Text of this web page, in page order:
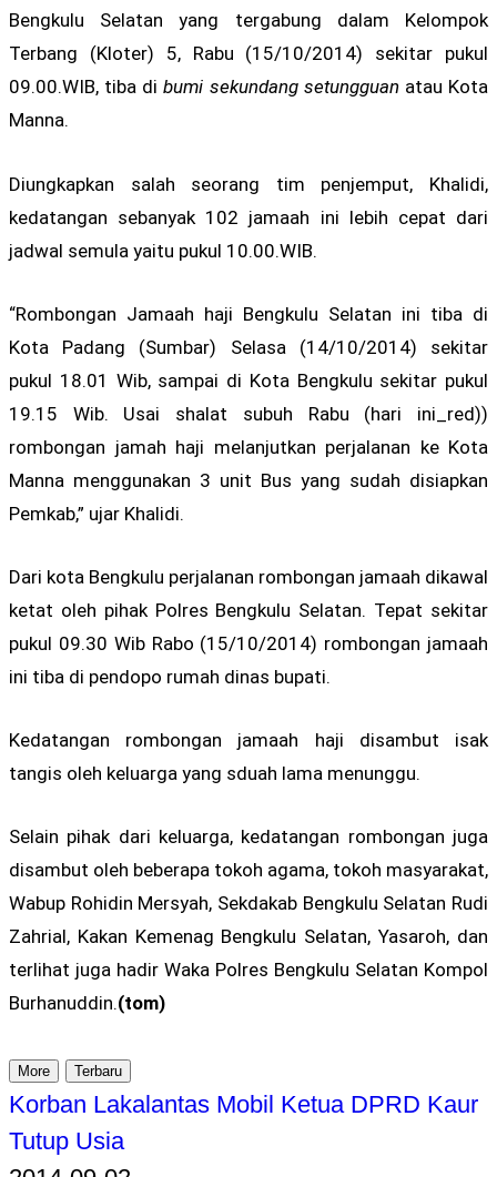
Bengkulu Selatan yang tergabung dalam Kelompok
Terbang (Kloter) 5, Rabu (15/10/2014) sekitar pukul
09.00.WIB, tiba dibumi sekundang setungguanatau Kota
Manna.
Diungkapkan salah seorang tim penjemput, Khalidi,
kedatangan sebanyak 102 jamaah ini lebih cepat dari
jadwal semula yaitu pukul 10.00.WIB.
“Rombongan Jamaah haji Bengkulu Selatan ini tiba di
Kota Padang (Sumbar) Selasa (14/10/2014) sekitar
pukul 18.01 Wib, sampai di Kota Bengkulu sekitar pukul
19.15 Wib. Usai shalat subuh Rabu (hari ini_red))
rombongan jamah haji melanjutkan perjalanan ke Kota
Manna menggunakan 3 unit Bus yang sudah disiapkan
Pemkab,” ujar Khalidi.
Dari kota Bengkulu perjalanan rombongan jamaah dikawal
ketat oleh pihak Polres Bengkulu Selatan. Tepat sekitar
pukul 09.30 Wib Rabo (15/10/2014) rombongan jamaah
ini tiba di pendopo rumah dinas bupati.
Kedatangan rombongan jamaah haji disambut isak
tangis oleh keluarga yang sduah lama menunggu.
Selain pihak dari keluarga, kedatangan rombongan juga
disambut oleh beberapa tokoh agama, tokoh masyarakat,
Wabup Rohidin Mersyah, Sekdakab Bengkulu Selatan Rudi
Zahrial, Kakan Kemenag Bengkulu Selatan, Yasaroh, dan
terlihat juga hadir Waka Polres Bengkulu Selatan Kompol
Burhanuddin.(tom)
More Terbaru
Korban Lakalantas Mobil Ketua DPRD Kaur
Tutup Usia